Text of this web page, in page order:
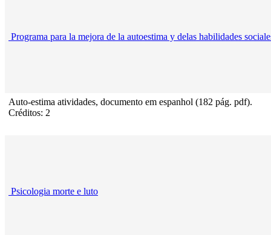
Programa para la mejora de la autoestima y delas habilidades
Auto-estima atividades, documento em espanhol (182 pág. pdf).
Créditos: 2
Psicologia morte e luto